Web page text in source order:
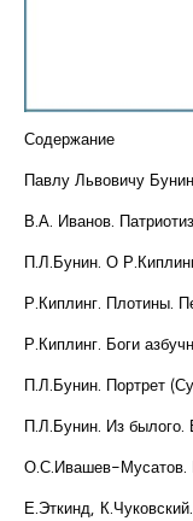
Содержание
Павлу Львовичу
В.А. Иванов.
П.Л.Бунин. О
Р.Киплинг. Плотины.
Р.Киплинг. Боги
П.Л.Бунин. Портрет
П.Л.Бунин. Из былого.
О.С.Ивашев-Мусатов.
Е.Эткинд,